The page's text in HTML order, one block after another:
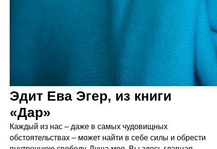
Эдит Ева Эгер, из книги
«Дар»
Каждый из нас – даже в самых чудовищных
обстоятельствах – может найти в себе силы и обрести